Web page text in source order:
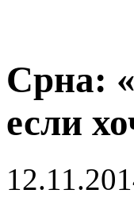
Срна:
если